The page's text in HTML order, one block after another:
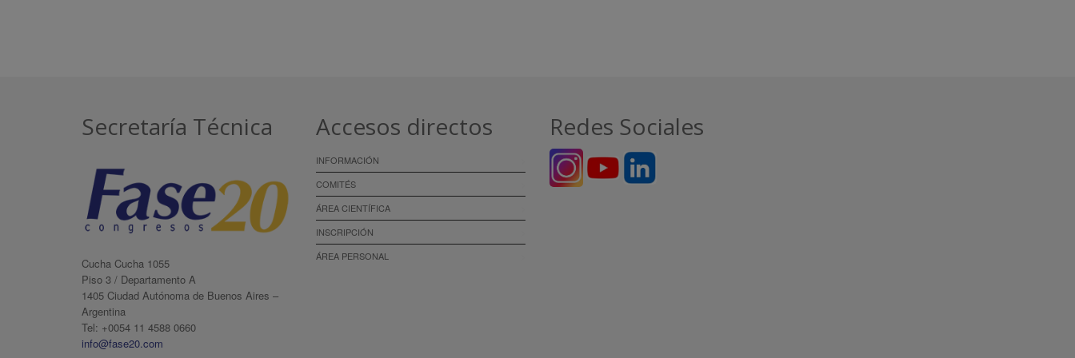
Secretaría Técnica
Cucha Cucha 1055
Piso 3 / Departamento A
1405 Ciudad Autónoma de Buenos Aires –
Argentina
Tel: +0054 11 4588 0660
info@fase20.com
Accesos directos
INFORMACIÓN
COMITÉS
ÁREA CIENTÍFICA
INSCRIPCIÓN
ÁREA PERSONAL
Redes Sociales